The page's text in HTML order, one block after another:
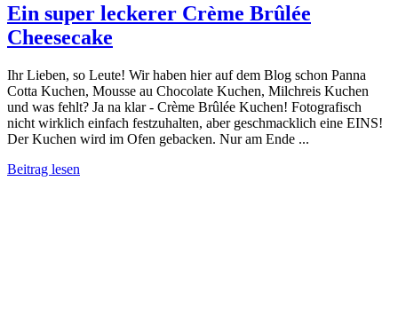
Ein super leckerer Crème Brûlée
Cheesecake
Ihr Lieben, so Leute! Wir haben hier auf dem Blog schon Panna
Cotta Kuchen, Mousse au Chocolate Kuchen, Milchreis Kuchen
und was fehlt? Ja na klar - Crème Brûlée Kuchen! Fotografisch
nicht wirklich einfach festzuhalten, aber geschmacklich eine EINS!
Der Kuchen wird im Ofen gebacken. Nur am Ende ...
Beitrag lesen